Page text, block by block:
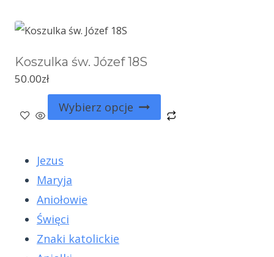
Koszulka św. Józef 18S
50.00zł
Wybierz opcje
Jezus
Maryja
Aniołowie
Święci
Znaki katolickie